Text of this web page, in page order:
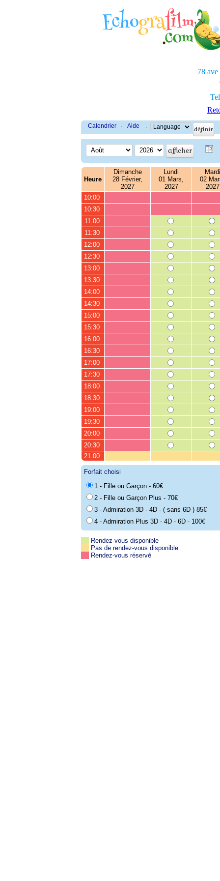
78 ave
Calendrier · Aide ·
Heure
Dimanche
28 Février,
2027
Lundi
01 Mars,
2027
Mardi
02
2027
10:00
10:30
11:00
11:30
12:00
12:30
13:00
13:30
14:00
14:30
15:00
15:30
16:00
16:30
17:00
17:30
18:00
18:30
19:00
19:30
20:00
20:30
21:00
Forfait choisi
1 - Fille ou Garçon - 60€
2 - Fille ou Garçon Plus - 70€
3 - Admiration 3D - 4D - ( sans 6D ) 85€
4 - Admiration Plus 3D - 4D - 6D - 100€
Rendez-vous disponible
Pas de rendez-vous disponible
Rendez-vous réservé